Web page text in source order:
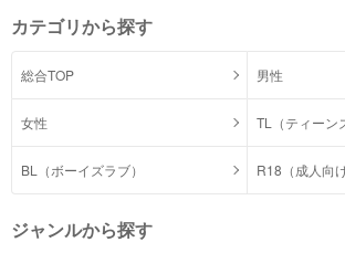
カテゴリから探す
総合TOP 男性
女性 TL（ティーン
BL（ボーイズラブ） R18（成人向け
ジャンルから探す